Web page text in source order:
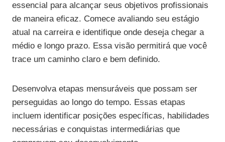
essencial para alcançar seus objetivos profissionais
de maneira eficaz. Comece avaliando seu estágio
atual na carreira e identifique onde deseja chegar a
médio e longo prazo. Essa visão permitirá que você
trace um caminho claro e bem definido.
Desenvolva etapas mensuráveis que possam ser
perseguidas ao longo do tempo. Essas etapas
incluem identificar posições específicas, habilidades
necessárias e conquistas intermediárias que